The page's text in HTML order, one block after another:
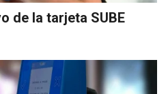
de la tarjeta SUBE